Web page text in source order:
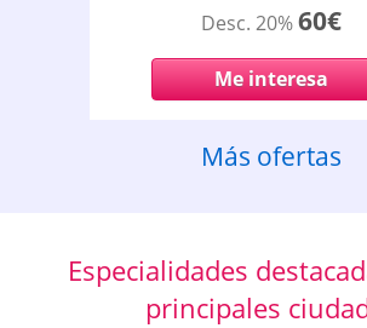
Desc. 20%60€
Me interesa
Más ofertas
Especialidades
principales